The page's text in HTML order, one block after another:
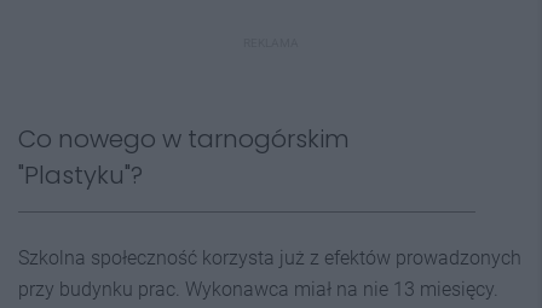
Co nowego w tarnogórskim
"Plastyku"?
Szkolna społeczność korzysta już z efektów prowadzonych
przy budynku prac. Wykonawca miał na nie 13 miesięcy.